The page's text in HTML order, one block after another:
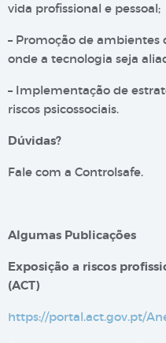
vida profissional e pessoal;
– Promoção de ambientes
onde a tecnologia seja
– Implementação de
riscos psicossociais.
Dúvidas?
Fale com a Controlsafe.
Algumas Publicações
Exposição a riscos
(ACT)
https://portal.act.gov.pt/